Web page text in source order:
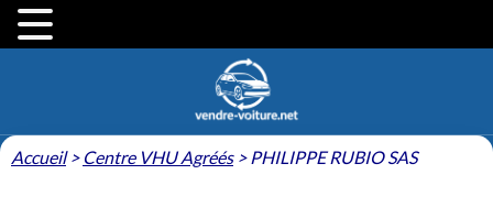
Accueil> Centre VHU Agréés> PHILIPPE RUBIO SAS